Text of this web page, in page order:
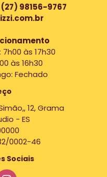
(27) 98156-9767
às 17h30
às 16h30
Fechado
12, Grama
- ES
0002-46
Sociais